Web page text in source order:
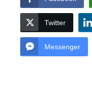
Twitter
Messenger